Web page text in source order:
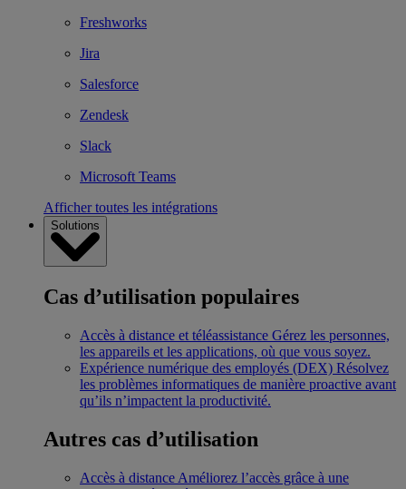
Freshworks
Jira
Salesforce
Zendesk
Slack
Microsoft Teams
Afficher toutes les intégrations
Solutions
Cas d’utilisation populaires
Accès à distance et téléassistance Gérez les personnes,
les appareils et les applications, où que vous soyez.
Expérience numérique des employés (DEX) Résolvez
les problèmes informatiques de manière proactive avant
qu’ils n’impactent la productivité.
Autres cas d’utilisation
Accès à distance Améliorez l’accès grâce à une